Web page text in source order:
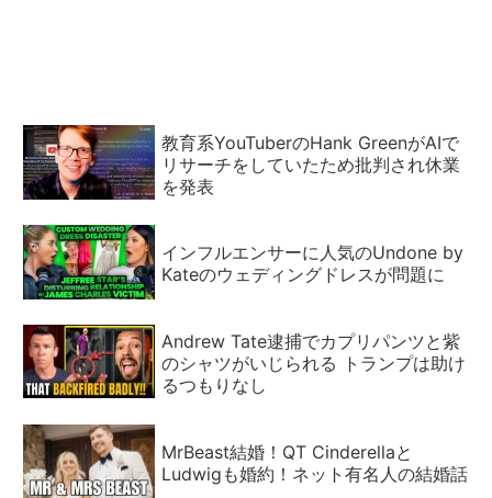
教育系YouTuberのHank GreenがAIで
リサーチをしていたため批判され休業
を発表
インフルエンサーに人気のUndone by
Kateのウェディングドレスが問題に
Andrew Tate逮捕でカプリパンツと紫
のシャツがいじられる トランプは助け
るつもりなし
MrBeast結婚！QT Cinderellaと
Ludwigも婚約！ネット有名人の結婚話